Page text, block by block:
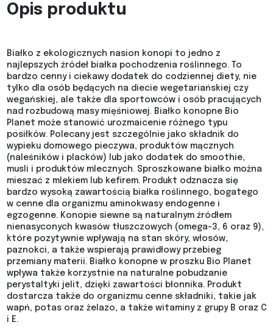
Opis produktu
Białko z ekologicznych nasion konopi to jedno z
najlepszych źródeł białka pochodzenia roślinnego. To
bardzo cenny i ciekawy dodatek do codziennej diety, nie
tylko dla osób będących na diecie wegetariańskiej czy
wegańskiej, ale także dla sportowców i osób pracujących
nad rozbudową masy mięśniowej. Białko konopne Bio
Planet może stanowić urozmaicenie różnego typu
posiłków. Polecany jest szczególnie jako składnik do
wypieku domowego pieczywa, produktów mącznych
(naleśników i placków) lub jako dodatek do smoothie,
musli i produktów mlecznych. Sproszkowane białko można
mieszać z mlekiem lub kefirem. Produkt odznacza się
bardzo wysoką zawartością białka roślinnego, bogatego
w cenne dla organizmu aminokwasy endogenne i
egzogenne. Konopie siewne są naturalnym źródłem
nienasyconych kwasów tłuszczowych (omega-3, 6 oraz 9),
które pozytywnie wpływają na stan skóry, włosów,
paznokci, a także wspierają prawidłowy przebieg
przemiany materii. Białko konopne w proszku Bio Planet
wpływa także korzystnie na naturalne pobudzanie
perystaltyki jelit, dzięki zawartości błonnika. Produkt
dostarcza także do organizmu cenne składniki, takie jak
wapń, potas oraz żelazo, a także witaminy z grupy B oraz C
i E.